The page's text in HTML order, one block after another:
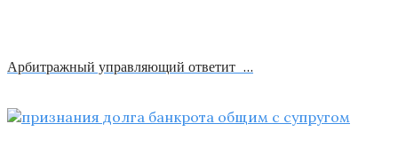
Арбитражный управляющий ответит …